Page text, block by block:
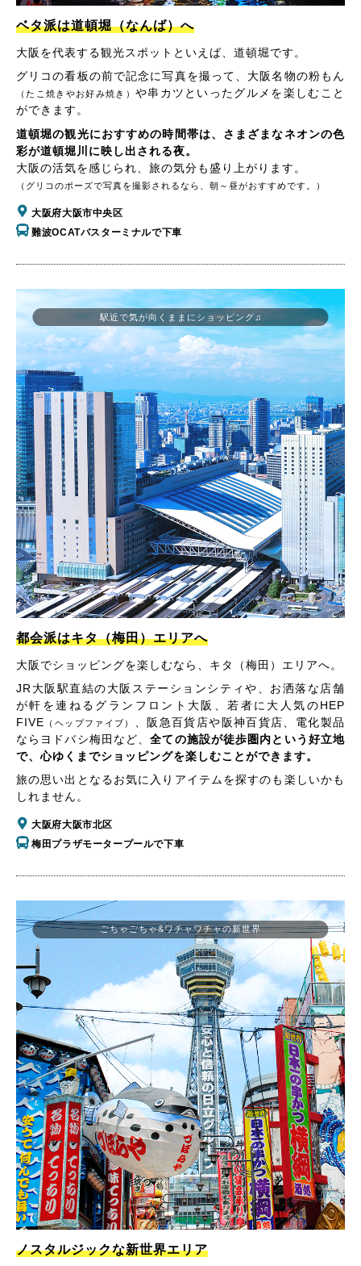
ベタ派は道頓堀（なんば）へ
大阪を代表する観光スポットといえば、道頓堀です。
グリコの看板の前で記念に写真を撮って、大阪名物の粉もん
（たこ焼きやお好み焼き） や串カツといったグルメを楽しむこと
ができます。
道頓堀の観光におすすめの時間帯は、さまざまなネオンの色
彩が道頓堀川に映し出される夜。
大阪の活気を感じられ、旅の気分も盛り上がります。
（グリコのポーズで写真を撮影されるなら、朝～昼がおすすめです。）
大阪府大阪市中央区
難波OCATバスターミナルで下車
都会派はキタ（梅田）エリアへ
大阪でショッピングを楽しむなら、キタ（梅田）エリアへ。
JR大阪駅直結の大阪ステーションシティや、お洒落な店舗
が軒を連ねるグランフロント大阪、若者に大人気のHEP
FIVE （ヘップファイブ）
、阪急百貨店や阪神百貨店、電化製品
ならヨドバシ梅田など、全ての施設が徒歩圏内という好立地
で、心ゆくまでショッピングを楽しむことができます。
旅の思い出となるお気に入りアイテムを探すのも楽しいかも
しれません。
大阪府大阪市北区
梅田プラザモータープールで下車
駅近で気が向くままにショッピング♫
ごちゃごちゃ&ワチャワチャの新世界
ノスタルジックな新世界エリア